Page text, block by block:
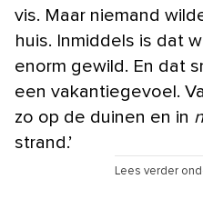
vis. Maar niemand
huis. Inmiddels is dat
enorm gewild. En dat
een vakantiegevoel.
zo op de duinen en in
strand.’
Lees verder